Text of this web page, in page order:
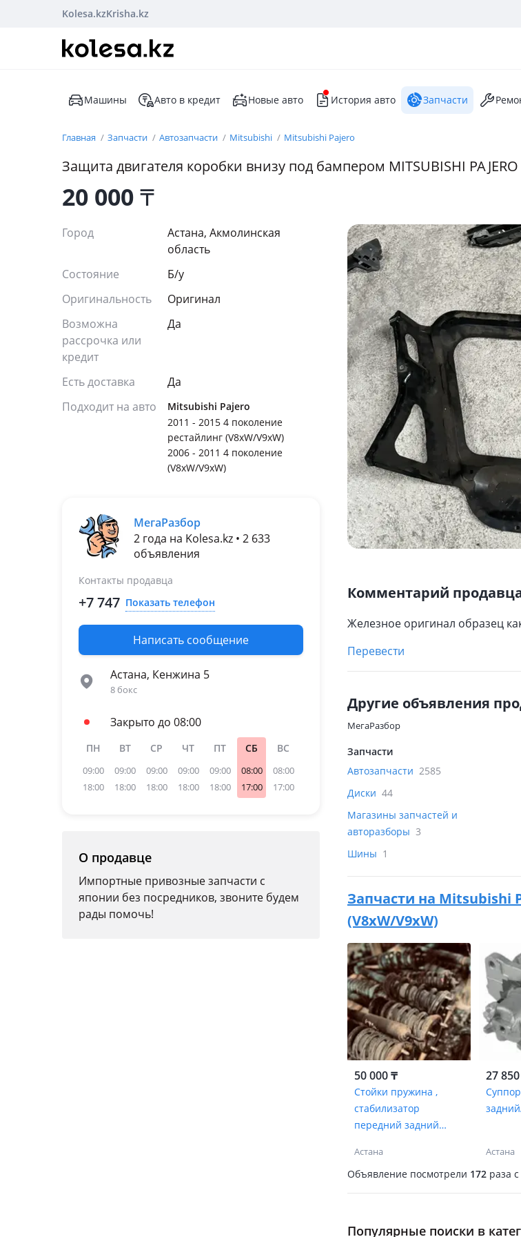
Kolesa.kzKrisha.kz
Машины Авто в кредит Новые авто История авто Запчасти
Главная Запчасти Автозапчасти Mitsubishi Mitsubishi Pajero
Защита двигателя коробки внизу под бампером MITSUBISHI
20 000₸
Город
Астана, Акмолинская
область
Состояние
Б/y
Оригинальность
Оригинал
Возможна
рассрочка или
кредит
Да
Есть доставка
Да
Подходит на авто
Mitsubishi Pajero
2011 - 2015 4 поколение
рестайлинг (V8xW/V9xW)
2006 - 2011 4 поколение
(V8xW/V9xW)
МегаРазбор
2 года на Kolesa.kz • 2 633
объявления
Контакты продавца
+7 747 Показать телефон
Написать сообщение
Астана, Кенжина 5
8 бокс
Закрыто до 08:00
ПН
09:00
18:00
ВТ
09:00
18:00
СР
09:00
18:00
ЧТ
09:00
18:00
ПТ
09:00
18:00
СБ
08:00
17:00
ВС
08:00
17:00
О продавце
Импортные привозные запчасти с
японии без посредников, звоните будем
рады помочь!
Комментарий
Железное оригинал образец
Перевести
Другие объявления
МегаРазбор
Запчасти
Автозапчасти 2585
Диски 44
Магазины запчастей и
авторазборы 3
Шины 1
Запчасти на Mitsubishi
(V8xW/V9xW)
50 000 ₸
Стойки пружина ,
стабилизатор
передний задний
оригинал
Астана
27
Астана
Объявление посмотрели 172 раза c
Популярные поиски в